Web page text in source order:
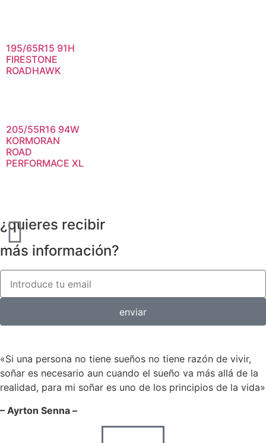
195/65R15 91H
FIRESTONE
ROADHAWK
205/55R16 94W
KORMORAN
ROAD
PERFORMACE XL
¿quieres recibir
más información?
enviar
«Si una persona no tiene sueños no tiene razón de vivir,
soñar es necesario aun cuando el sueño va más allá de la
realidad, para mi soñar es uno de los principios de la vida»
– Ayrton Senna –